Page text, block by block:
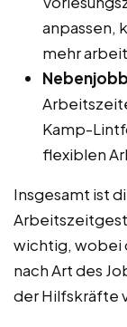
anpassen,
mehr
Kamp-
flexiblen
Insgesamt ist
wichtig, wobei
nach Art des
der Hilfskräfte